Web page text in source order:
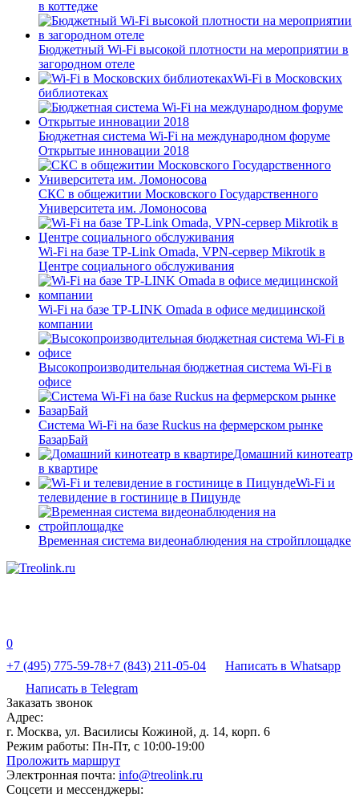
в коттедже
Бюджетный Wi-Fi высокой плотности на мероприятии в
загородном отеле
Wi-Fi в Московских
библиотеках
Бюджетная система Wi-Fi на международном форуме
Открытые инновации 2018
СКС в общежитии Московского Государственного
Университета им. Ломоносова
Wi-Fi на базе TP-Link Omada, VPN-сервер Mikrotik в
Центре социального обслуживания
Wi-Fi на базе TP-LINK Omada в офисе медицинской
компании
Высокопроизводительная бюджетная система Wi-Fi в
офисе
Система Wi-Fi на базе Ruckus на фермерском рынке
БазарБай
Домашний кинотеатр
в квартире
Wi-Fi и
телевидение в гостинице в Пицунде
Временная система видеонаблюдения на стройплощадке
0
+7 (495) 775-59-78+7 (843) 211-05-04
Написать в Whatsapp
Написать в Telegram
Заказать звонок
Адрес:
г. Москва, ул. Василисы Кожиной, д. 14, корп. 6
Режим работы: Пн-Пт, с 10:00-19:00
Проложить маршрут
Электронная почта: info@treolink.ru
Соцсети и мессенджеры: